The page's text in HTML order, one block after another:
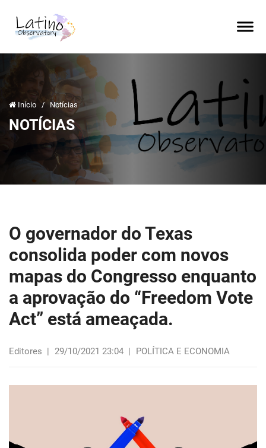
Início / Notícias
NOTÍCIAS
O governador do Texas
consolida poder com novos
mapas do Congresso enquanto
a aprovação do “Freedom Vote
Act” está ameaçada.
Editores | 29/10/2021 23:04 | POLÍTICA E ECONOMIA